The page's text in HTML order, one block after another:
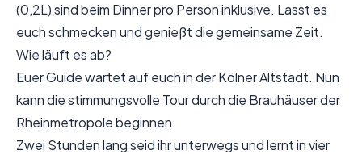
(0,2L) sind beim Dinner pro Person inklusive. Lasst es
euch schmecken und genießt die gemeinsame Zeit.
Wie läuft es ab?
Euer Guide wartet auf euch in der Kölner Altstadt. Nun
kann die stimmungsvolle Tour durch die Brauhäuser der
Rheinmetropole beginnen
Zwei Stunden lang seid ihr unterwegs und lernt in vier